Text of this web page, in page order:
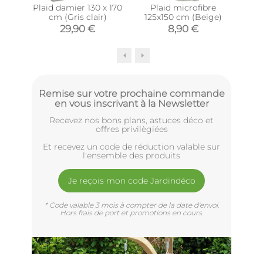
Plaid damier 130 x 170
cm (Gris clair)
29,90 €
Plaid microfibre
125x150 cm (Beige)
8,90 €
Remise sur votre prochaine commande
en vous inscrivant à la Newsletter
Recevez nos bons plans, astuces déco et
offres privilègiées
Et recevez un code de réduction valable sur
l'ensemble des produits
Je reçois mon code Jardindéco
* Code valable 3 mois à compter de la date d'envoi.
Hors frais de port et promotions en cours.